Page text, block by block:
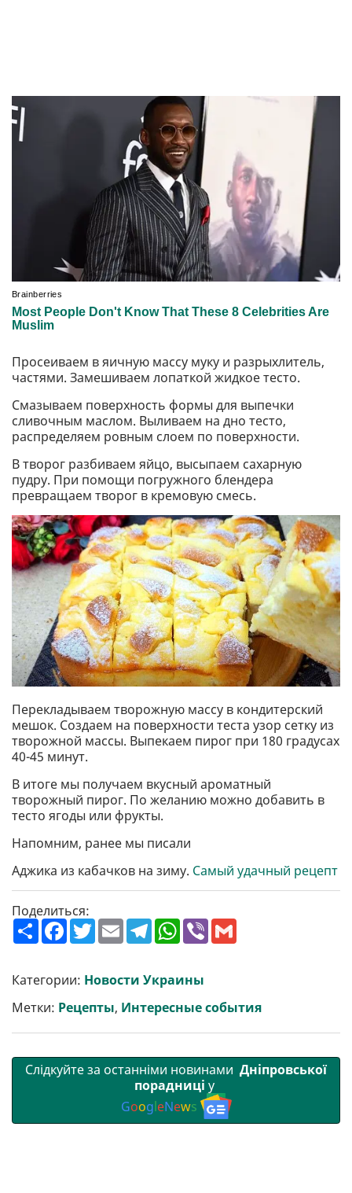
Просеиваем в яичную массу муку и разрыхлитель,
частями. Замешиваем лопаткой жидкое тесто.
Смазываем поверхность формы для выпечки
сливочным маслом. Выливаем на дно тесто,
распределяем ровным слоем по поверхности.
В творог разбиваем яйцо, высыпаем сахарную
пудру. При помощи погружного блендера
превращаем творог в кремовую смесь.
Перекладываем творожную массу в кондитерский
мешок. Создаем на поверхности теста узор сетку из
творожной массы. Выпекаем пирог при 180 градусах
40-45 минут.
В итоге мы получаем вкусный ароматный
творожный пирог. По желанию можно добавить в
тесто ягоды или фрукты.
Напомним, ранее мы писали
Аджика из кабачков на зиму. Самый удачный рецепт
Поделиться:
П
о
р
и
и
F
a
b
o
k
T
w
t
e
E
m
l
T
e
g
r
m
W
h
s
A
p
V
Категории: Новости Украины
Метки: Рецепты, Интересные события
Слідкуйте за останніми новинами Дніпровської
порадниці у
GoogleNews